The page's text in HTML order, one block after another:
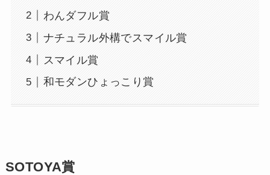
わんダフル賞
ナチュラル外構でスマイル賞
スマイル賞
和モダンひょっこり賞
SOTOYA賞